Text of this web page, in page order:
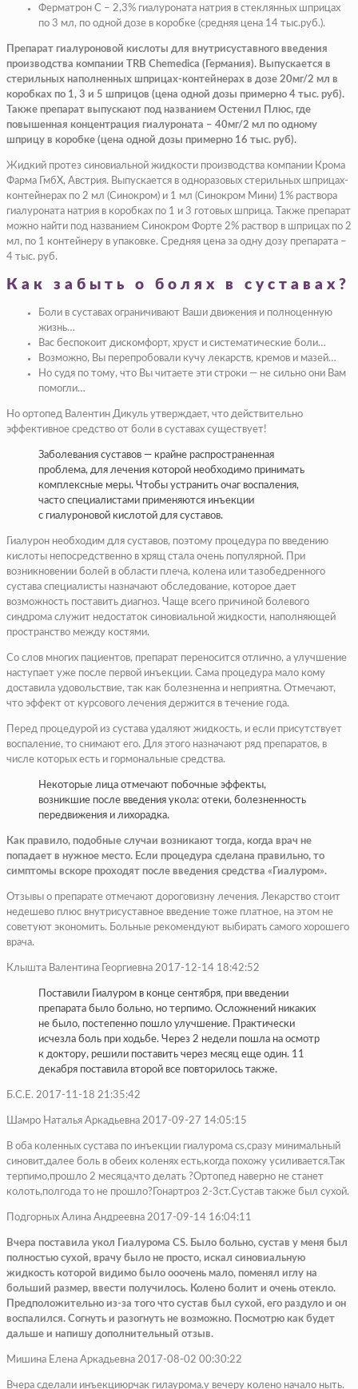
Ферматрон С – 2,3% гиалуроната натрия в стеклянных шприцах
по 3 мл, по одной дозе в коробке (средняя цена 14 тыс.руб.).
Препарат гиалуроновой кислоты для внутрисуставного введения
производства компании TRB Chemedica (Германия). Выпускается в
стерильных наполненных шприцах-контейнерах в дозе 20мг/2 мл в
коробках по 1, 3 и 5 шприцов (цена одной дозы примерно 4 тыс. руб).
Также препарат выпускают под названием Остенил Плюс, где
повышенная концентрация гиалуроната – 40мг/2 мл по одному
шприцу в коробке (цена одной дозы примерно 16 тыс. руб).
Жидкий протез синовиальной жидкости производства компании Крома
Фарма ГмбХ, Австрия. Выпускается в одноразовых стерильных шприцах-
контейнерах по 2 мл (Синокром) и 1 мл (Синокром Мини) 1% раствора
гиалуроната натрия в коробках по 1 и 3 готовых шприца. Также препарат
можно найти под названием Синокром Форте 2% раствор в шприцах по 2
мл, по 1 контейнеру в упаковке. Средняя цена за одну дозу препарата –
4 тыс. руб.
Как забыть о болях в суставах?
Боли в суставах ограничивают Ваши движения и полноценную
жизнь…
Вас беспокоит дискомфорт, хруст и систематические боли…
Возможно, Вы перепробовали кучу лекарств, кремов и мазей…
Но судя по тому, что Вы читаете эти строки — не сильно они Вам
помогли…
Но ортопед Валентин Дикуль утверждает, что действительно
эффективное средство от боли в суставах существует!
Заболевания суставов — крайне распространенная
проблема, для лечения которой необходимо принимать
комплексные меры. Чтобы устранить очаг воспаления,
часто специалистами применяются инъекции
с гиалуроновой кислотой для суставов.
Гиалурон необходим для суставов, поэтому процедура по введению
кислоты непосредственно в хрящ стала очень популярной. При
возникновении болей в области плеча, колена или тазобедренного
сустава специалисты назначают обследование, которое дает
возможность поставить диагноз. Чаще всего причиной болевого
синдрома служит недостаток синовиальной жидкости, наполняющей
пространство между костями.
Со слов многих пациентов, препарат переносится отлично, а улучшение
наступает уже после первой инъекции. Сама процедура мало кому
доставила удовольствие, так как болезненна и неприятна. Отмечают,
что эффект от курсового лечения держится в течение года.
Перед процедурой из сустава удаляют жидкость, и если присутствует
воспаление, то снимают его. Для этого назначают ряд препаратов, в
числе которых есть и гормональные средства.
Некоторые лица отмечают побочные эффекты,
возникшие после введения укола: отеки, болезненность
передвижения и лихорадка.
Как правило, подобные случаи возникают тогда, когда врач не
попадает в нужное место. Если процедура сделана правильно, то
симптомы вскоре проходят после введения средства «Гиалуром».
Отзывы о препарате отмечают дороговизну лечения. Лекарство стоит
недешево плюс внутрисуставное введение тоже платное, на этом не
советуют экономить. Больные рекомендуют выбирать самого хорошего
врача.
Клышта Валентина Георгиевна 2017-12-14 18:42:52
Поставили Гиалуром в конце сентября, при введении
препарата было больно, но терпимо. Осложнений никаких
не было, постепенно пошло улучшение. Практически
исчезла боль при ходьбе. Через 2 недели пошла на осмотр
к доктору, решили поставить через месяц еще один. 11
декабря поставила второй все повторилось также.
Б.С.Е. 2017-11-18 21:35:42
Шамро Наталья Аркадьевна 2017-09-27 14:05:15
В оба коленных сустава по инъекции гиалурома cs,сразу минимальный
синовит,далее боль в обеих коленях есть,когда похожу усиливается.Так
терпимо,прошло 2 месяца,что делать ?Ортопед наверно не станет
колоть,полгода то не прошло?Гонартроз 2-3ст.Сустав также был сухой.
Подгорных Алина Андреевна 2017-09-14 16:04:11
Вчера поставила укол Гиалурома CS. Было больно, сустав у меня был
полностью сухой, врачу было не просто, искал синовиальную
жидкость которой видимо было ооочень мало, поменял иглу на
больший размер, ввести получилось. Колено болит и очень отекло.
Предположительно из-за того что сустав был сухой, его раздуло и он
воспалился. Согнуть и разогнуть не возможно. Посмотрю как будет
дальше и напишу дополнительный отзыв.
Мишина Елена Аркадьевна 2017-08-02 00:30:22
Вчера сделали инъекциюрчак гилаурома.у вечеру колено начало ныть.